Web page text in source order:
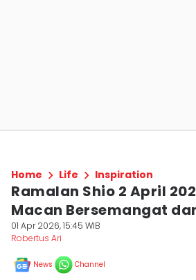
Home Life Inspiration
Ramalan Shio 2 April
Macan Bersemangat
01 Apr 2026, 15:45 WIB
Robertus Ari
News Channel